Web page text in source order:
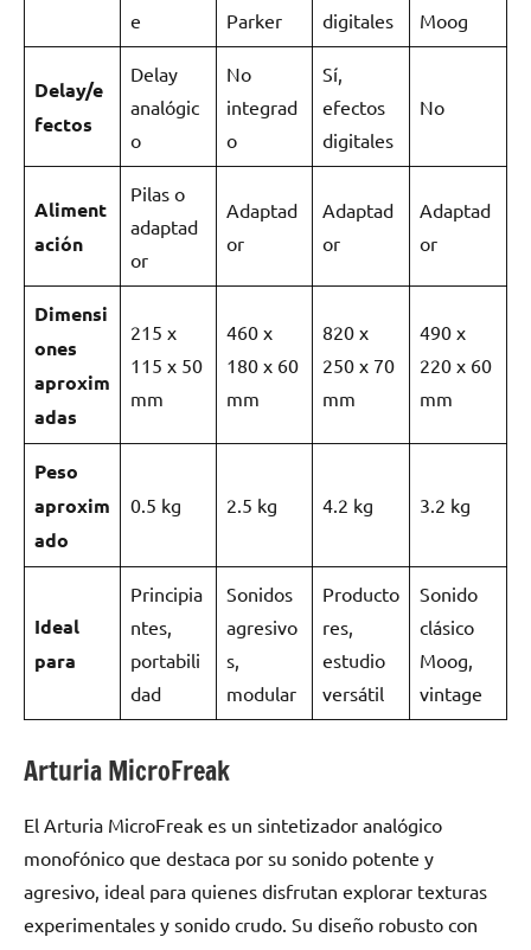
e
Parker
digitales
Moog
Delay/e
fectos
Delay
analógic
o
No
integrad
o
Sí,
efectos
digitales
No
Aliment
ación
Pilas o
adaptad
or
Adaptad
or
Adaptad
or
Adaptad
or
Dimensi
ones
aproxim
adas
215 x
115 x 50
mm
460 x
180 x 60
mm
820 x
250 x 70
mm
490 x
220 x 60
mm
Peso
aproxim
ado
0.5 kg 2.5 kg 4.2 kg 3.2 kg
Ideal
para
Principia
ntes,
portabili
dad
Sonidos
agresivo
s,
modular
Producto
res,
estudio
versátil
Sonido
clásico
Moog,
vintage
Arturia MicroFreak
El Arturia MicroFreak es un sintetizador analógico
monofónico que destaca por su sonido potente y
agresivo, ideal para quienes disfrutan explorar texturas
experimentales y sonido crudo. Su diseño robusto con